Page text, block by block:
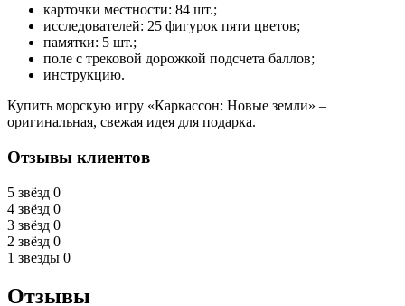
карточки местности: 84 шт.;
исследователей: 25 фигурок пяти цветов;
памятки: 5 шт.;
поле с трековой дорожкой подсчета баллов;
инструкцию.
Купить морскую игру «Каркассон: Новые земли» –
оригинальная, свежая идея для подарка.
Отзывы клиентов
5 звёзд 0
4 звёзд 0
3 звёзд 0
2 звёзд 0
1 звезды 0
Отзывы